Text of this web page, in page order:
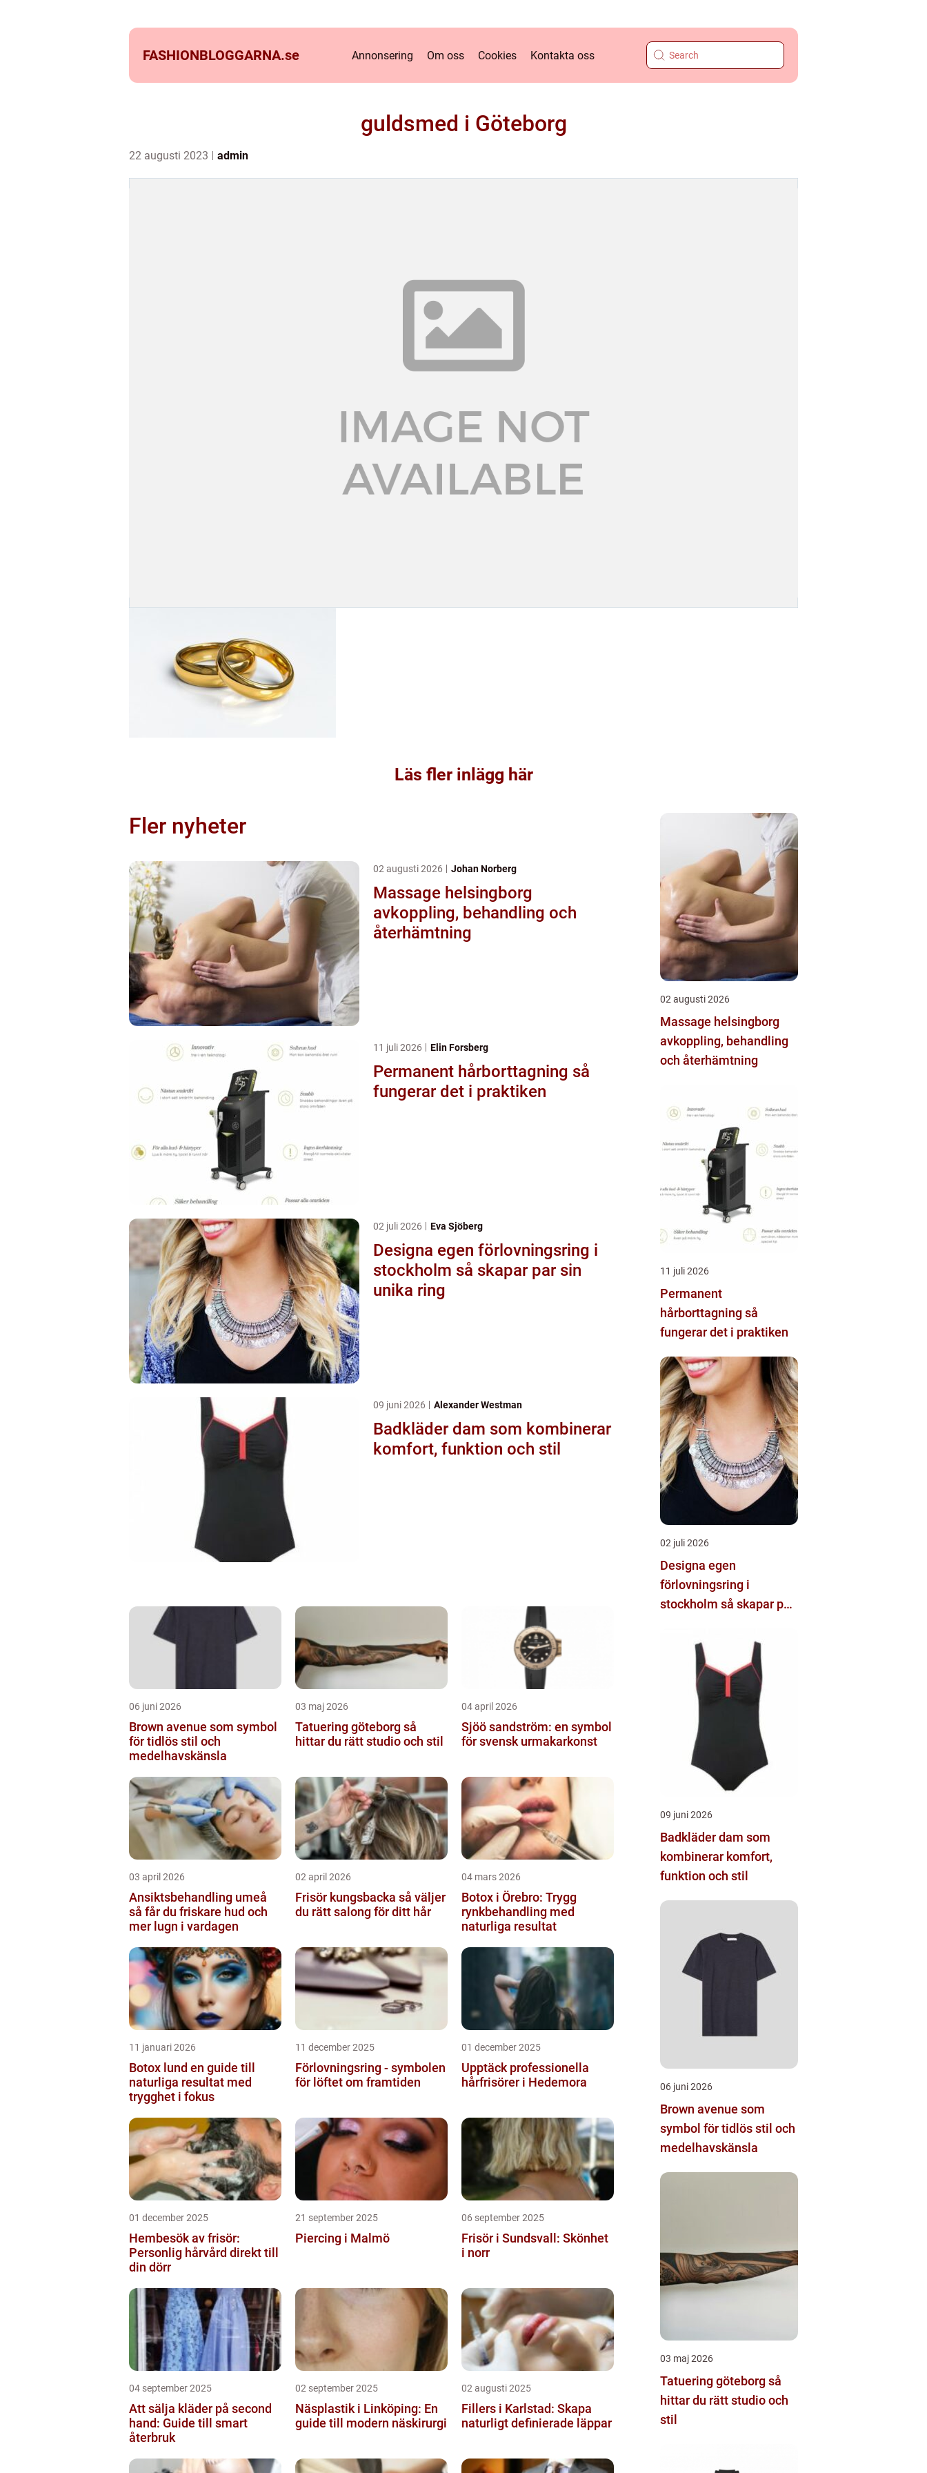
FASHIONBLOGGARNA.se Annonsering Om oss Cookies Kontakta oss
guldsmed i Göteborg
22 augusti 2023 admin
Läs fler inlägg här
Fler nyheter
02 augusti 2026 Johan Norberg
Massage helsingborg
avkoppling, behandling och
återhämtning
11 juli 2026 Elin Forsberg
Permanent hårborttagning så
fungerar det i praktiken
02 juli 2026 Eva Sjöberg
Designa egen förlovningsring i
stockholm så skapar par sin
unika ring
09 juni 2026 Alexander Westman
Badkläder dam som kombinerar
komfort, funktion och stil
06 juni 2026
Brown avenue som symbol
för tidlös stil och
medelhavskänsla
03 maj 2026
Tatuering göteborg så
hittar du rätt studio och stil
04 april 2026
Sjöö sandström: en symbol
för svensk urmakarkonst
03 april 2026
Ansiktsbehandling umeå
så får du friskare hud och
mer lugn i vardagen
02 april 2026
Frisör kungsbacka så väljer
du rätt salong för ditt hår
04 mars 2026
Botox i Örebro: Trygg
rynkbehandling med
naturliga resultat
11 januari 2026
Botox lund en guide till
naturliga resultat med
trygghet i fokus
11 december 2025
Förlovningsring - symbolen
för löftet om framtiden
01 december 2025
Upptäck professionella
hårfrisörer i Hedemora
01 december 2025
Hembesök av frisör:
Personlig hårvård direkt till
din dörr
21 september 2025
Piercing i Malmö
06 september 2025
Frisör i Sundsvall: Skönhet
i norr
04 september 2025
Att sälja kläder på second
hand: Guide till smart
återbruk
02 september 2025
Näsplastik i Linköping: En
guide till modern näskirurgi
02 augusti 2025
Fillers i Karlstad: Skapa
naturligt definierade läppar
02 augusti 2026
Massage helsingborg
avkoppling, behandling
och återhämtning
11 juli 2026
Permanent
hårborttagning så
fungerar det i praktiken
02 juli 2026
Designa egen
förlovningsring i
stockholm så skapar par
09 juni 2026
Badkläder dam som
kombinerar komfort,
funktion och stil
06 juni 2026
Brown avenue som
symbol för tidlös stil och
medelhavskänsla
03 maj 2026
Tatuering göteborg så
hittar du rätt studio och
stil